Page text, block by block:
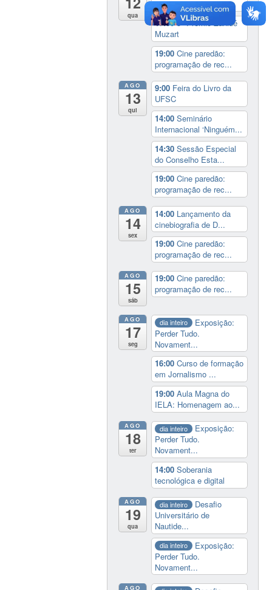
qua
UFSC
17:003º Prêmio Zahidé
Muzart
19:00Cine paredão:
programação de rec...
AGO
13
qui
9:00 Feira do Livro da
UFSC
14:00Seminário
Internacional ‘Ninguém...
14:30Sessão Especial
do Conselho Esta...
19:00Cine paredão:
programação de rec...
AGO
14
sex
14:00 Lançamento da
cinebiografia de D...
19:00Cine paredão:
programação de rec...
AGO
15
sáb
19:00Cine paredão:
programação de rec...
AGO
17
seg
dia inteiro
Exposição:
Perder Tudo.
Novament...
16:00Curso de formação
em Jornalismo ...
19:00Aula Magna do
IELA: Homenagem ao...
AGO
18
ter
dia inteiro
Exposição:
Perder Tudo.
Novament...
14:00Soberania
tecnológica e digital
AGO
19
qua
dia inteiro
Desafio
Universitário de
Nautide...
dia inteiro
Exposição:
Perder Tudo.
Novament...
AGO